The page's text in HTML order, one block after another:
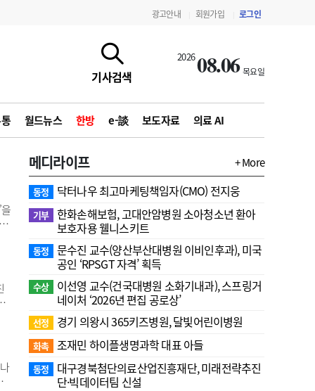
광고안내 회원가입 로그인
기사검색
202608.06 목요일
월드뉴스 한방 e-談 보도자료 의료 AI
지침·기준·평가 약제급여 심사 결과
메디라이프 + More
동정 닥터나우 최고마케팅책임자(CMO) 전지웅
기부 한화손해보험, 고대안암병원 소아청소년 환아
보호자용 웰니스키트
동정
문수진 교수( 양산부산대병원 이비인후과), 미국
공인 ‘RPSGT 자격’ 획득
수상
이선영 교수(건국대병원 소화기내과), 스프링거
네이처 ‘2026년 편집 공로상’
선정 경기 의왕시 365키즈병원, 달빛어린이병원
화촉 조재민 하이플생명과학 대표 아들
동정
대구경북첨단의료산업진흥재단, 미래전략추진
단·빅데이터팀 신설